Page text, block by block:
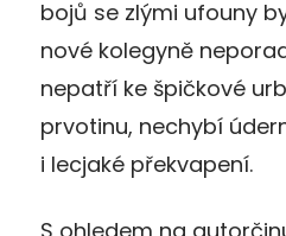
bojů se zlými ufouny
nové kolegyně
nepatří ke špičkové
prvotinu, nechybí
i lecjaké překvapení.